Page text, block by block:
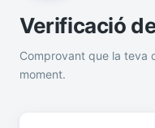
Verificació
Comprovant que la teva
moment.